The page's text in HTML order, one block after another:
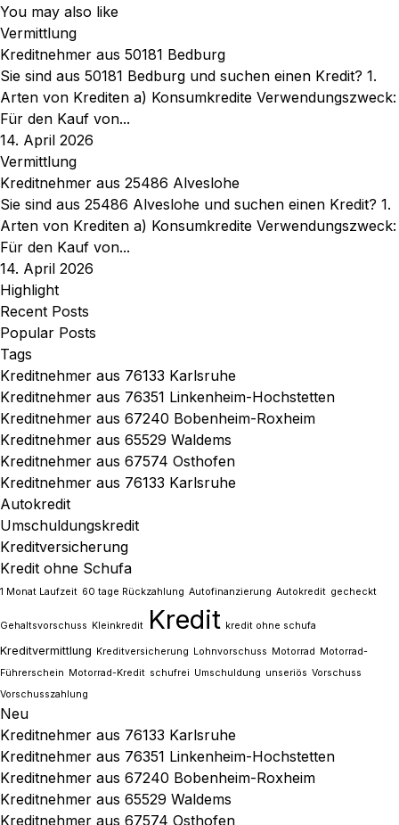
You may also like
Vermittlung
Kreditnehmer aus 50181 Bedburg
Sie sind aus 50181 Bedburg und suchen einen Kredit? 1.
Arten von Krediten a) Konsumkredite Verwendungszweck:
Für den Kauf von...
14. April 2026
Vermittlung
Kreditnehmer aus 25486 Alveslohe
Sie sind aus 25486 Alveslohe und suchen einen Kredit? 1.
Arten von Krediten a) Konsumkredite Verwendungszweck:
Für den Kauf von...
14. April 2026
Highlight
Recent Posts
Popular Posts
Tags
Kreditnehmer aus 76133 Karlsruhe
Kreditnehmer aus 76351 Linkenheim-Hochstetten
Kreditnehmer aus 67240 Bobenheim-Roxheim
Kreditnehmer aus 65529 Waldems
Kreditnehmer aus 67574 Osthofen
Kreditnehmer aus 76133 Karlsruhe
Autokredit
Umschuldungskredit
Kreditversicherung
Kredit ohne Schufa
1 Monat Laufzeit 60 tage Rückzahlung Autofinanzierung Autokredit gecheckt
Gehaltsvorschuss Kleinkredit Kredit kredit ohne schufa
Kreditvermittlung Kreditversicherung Lohnvorschuss Motorrad Motorrad-
Führerschein Motorrad-Kredit schufrei Umschuldung unseriös Vorschuss
Vorschusszahlung
Neu
Kreditnehmer aus 76133 Karlsruhe
Kreditnehmer aus 76351 Linkenheim-Hochstetten
Kreditnehmer aus 67240 Bobenheim-Roxheim
Kreditnehmer aus 65529 Waldems
Kreditnehmer aus 67574 Osthofen